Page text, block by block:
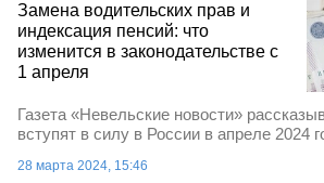
Замена водительских прав и
индексация пенсий: что
изменится в законодательстве с
1 апреля
Газета «Невельские новости»
вступят в силу в России в апреле 2024
28 марта 2024, 15:46